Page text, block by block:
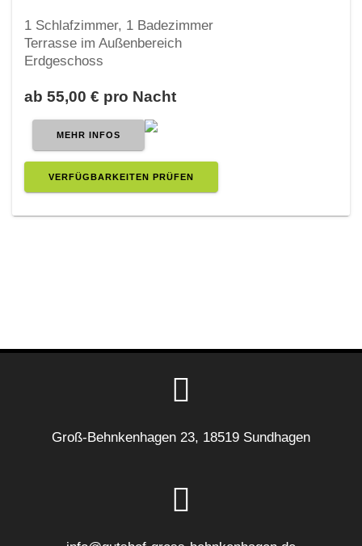
1 Schlafzimmer, 1 Badezimmer
Terrasse im Außenbereich
Erdgeschoss
ab 55,00 € pro Nacht
MEHR INFOS
VERFÜGBARKEITEN PRÜFEN
Groß-Behnkenhagen 23, 18519 Sundhagen